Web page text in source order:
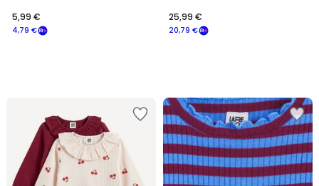
€
souscrivez
place
4,79
€.
4,79 €
5,99 €
20,79 €
25,99 €